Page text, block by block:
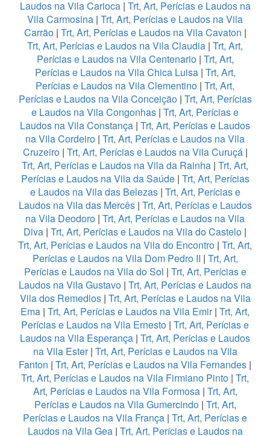
Laudos na Vila Carioca| Trt, Art, Perícias e Laudos na
Vila Carmosina | Trt, Art, Perícias e Laudos na Vila
Carrão| Trt, Art, Perícias e Laudos na Vila Cavaton |
Trt, Art, Perícias e Laudos na Vila Claudia | Trt, Art,
Perícias e Laudos na Vila Centenario| Trt, Art,
Perícias e Laudos na Vila Chica Luisa | Trt, Art,
Perícias e Laudos na Vila Clementino | Trt, Art,
Perícias e Laudos na Vila Conceição| Trt, Art, Perícias
e Laudos na Vila Congonhas | Trt, Art, Perícias e
Laudos na Vila Constança | Trt, Art, Perícias e Laudos
na Vila Cordeiro | Trt, Art, Perícias e Laudos na Vila
Cruzeiro | Trt, Art, Perícias e Laudos na Vila Curuçá |
Trt, Art, Perícias e Laudos na Vila da Rainha | Trt, Art,
Perícias e Laudos na Vila da Saúde| Trt, Art, Perícias
e Laudos na Vila das Belezas| Trt, Art, Perícias e
Laudos na Vila das Mercês| Trt, Art, Perícias e Laudos
na Vila Deodoro | Trt, Art, Perícias e Laudos na Vila
Diva | Trt, Art, Perícias e Laudos na Vila do Castelo |
Trt, Art, Perícias e Laudos na Vila do Encontro | Trt, Art,
Perícias e Laudos na Vila Dom Pedro II | Trt, Art,
Perícias e Laudos na Vila do Sol | Trt, Art, Perícias e
Laudos na Vila Gustavo | Trt, Art, Perícias e Laudos na
Vila dos Remedios| Trt, Art, Perícias e Laudos na Vila
Ema | Trt, Art, Perícias e Laudos na Vila Emir| Trt, Art,
Perícias e Laudos na Vila Ernesto | Trt, Art, Perícias e
Laudos na Vila Esperança | Trt, Art, Perícias e Laudos
na Vila Ester| Trt, Art, Perícias e Laudos na Vila
Fanton | Trt, Art, Perícias e Laudos na Vila Fernandes |
Trt, Art, Perícias e Laudos na Vila Firmiano Pinto | Trt,
Art, Perícias e Laudos na Vila Formosa| Trt, Art,
Perícias e Laudos na Vila Gumercindo| Trt, Art,
Perícias e Laudos na Vila França | Trt, Art, Perícias e
Laudos na Vila Gea| Trt, Art, Perícias e Laudos na